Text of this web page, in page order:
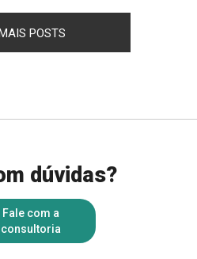
POSTS
dúvidas?
Fale com a
consultoria